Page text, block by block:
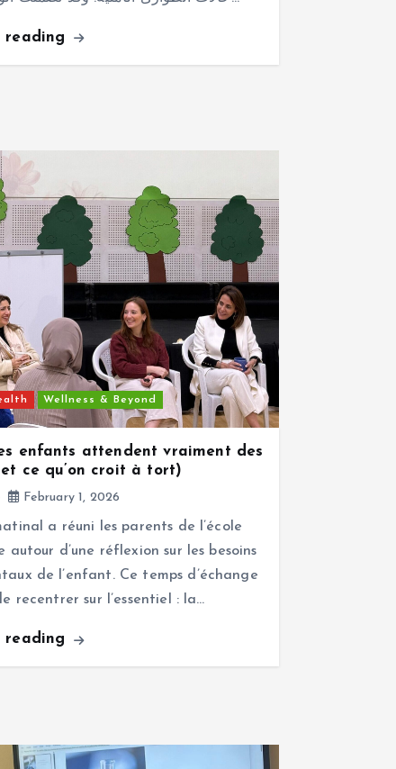
reading
Wellness & Beyond
enfants attendent vraiment des
ce qu’on croit à tort)
February 1, 2026
a réuni les parents de l’école
autour d’une réflexion sur les besoins
de l’enfant. Ce temps d’échange
recentrer sur l’essentiel : la…
reading